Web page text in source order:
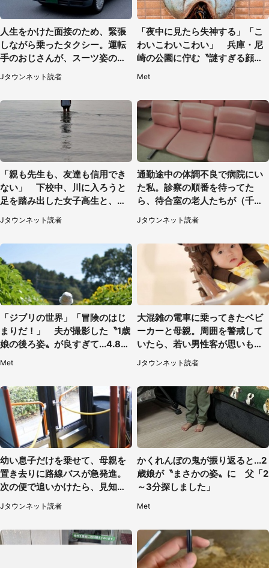
人生をかけた面接のため、緊張
しながら乗ったタクシー。運転
手のおじさんが、スーツ姿の私
を見て...（福岡県・30代女性）
Jタウンネット読者
「夜中に見たら失神する」「こ
わいこわいこわい」 兵庫・尼
崎の公園に佇む〝謎すぎる顔〟
Met
「親も先生も、友達も信用でき
ない」 下校中、川に入ろうと
足を踏み出した女子高生と、彼
女を止めた予想外の存在
Jタウンネット読者
通勤途中の体調不良で病院にい
た私。診察の順番を待ってた
ら、待合室の老人たちが（千葉
県・50代男性）
Jタウンネット読者
「ジブリの世界」「冒険のはじ
まりだ！」 夫が撮影した〝1歳
娘の後ろ姿〟が良すぎて...4.8万
Met
大混雑の電車に乗ってきたベビ
ーカーと母親。周囲を警戒して
いたら、若い男性客が思いもよ
らぬ行動に（東京都・50代女
性）
Jタウンネット読者
幼い息子だけを乗せて、母親を
置き去りに路線バスが急発進。
次の便で追いかけたら、見知ら
ぬ若い女性が（京都府・60代女
性）
Jタウンネット読者
かくれんぼの鬼が振り返ると...2
歳娘が〝まさかの姿〟に 父「2
～3分探しました」
Met